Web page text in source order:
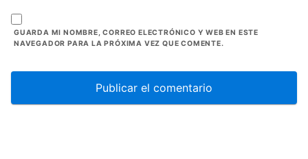
GUARDA MI NOMBRE, CORREO ELECTRÓNICO Y WEB EN ESTE
NAVEGADOR PARA LA PRÓXIMA VEZ QUE COMENTE.